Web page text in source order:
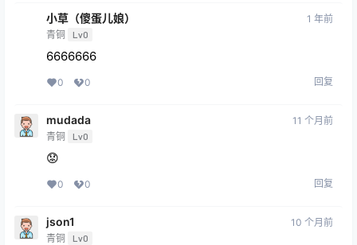
小草（傻蛋儿娘）
青铜 Lv0
1 年前
6666666
0 0 回复
mudada
青铜 Lv0
11 个月前
😟
0 0 回复
json1
青铜 Lv0
10 个月前